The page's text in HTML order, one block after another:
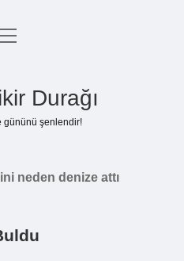
Durağı
gününü şenlendir!
neden denize attı